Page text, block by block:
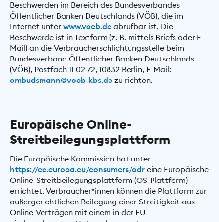
Beschwerden im Bereich des Bundesverbandes
Öffentlicher Banken Deutschlands (VÖB), die im
Internet unter www.voeb.de abrufbar ist. Die
Beschwerde ist in Textform (z. B. mittels Briefs oder E-
Mail) an die Verbraucherschlichtungsstelle beim
Bundesverband Öffentlicher Banken Deutschlands
(VÖB), Postfach 11 02 72, 10832 Berlin, E-Mail:
ombudsmann@voeb-kbs.de zu richten.
Europäische Online-
Streitbeilegungsplattform
Die Europäische Kommission hat unter
https://ec.europa.eu/consumers/odr eine Europäische
Online-Streitbeilegungsplattform (OS-Plattform)
errichtet. Verbraucher*innen können die Plattform zur
außergerichtlichen Beilegung einer Streitigkeit aus
Online-Verträgen mit einem in der EU